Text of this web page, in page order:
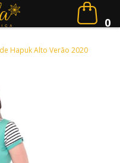
0
Hapuk Alto Verão 2020